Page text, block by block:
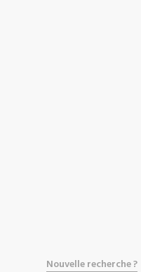
Nouvelle recherche ?